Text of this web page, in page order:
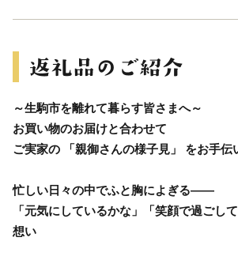
～生駒市を離れて暮らす皆さまへ～
お買い物のお届けと合わせて
ご実家の 「親御さんの様子見」 をお手伝
忙しい日々の中でふと胸によぎる――
「元気にしているかな」「笑顔で過ごし
想い